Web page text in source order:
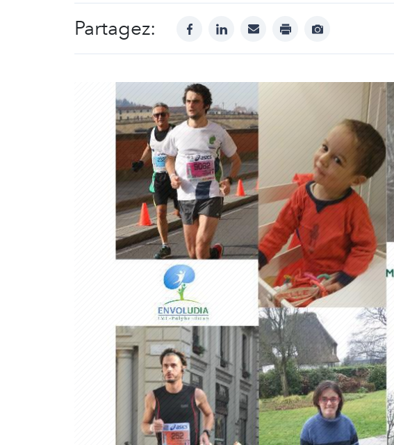
Partagez: facebooklinkedinmail print
Afficher